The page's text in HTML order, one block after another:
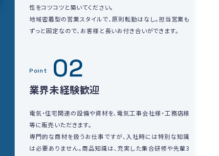
性をコツコツと築いてください。
地域密着型の営業スタイルで、原則転勤はなし。担当営業も
ずっと固定なので、お客様と長いお付き合いができます。
Point 02
業界未経験歓迎
電気・住宅関連の設備や資材を、電気工事会社様・工務店様
等に販売いただきます。
専門的な商材を扱うお仕事ですが、入社時には特別な知識
は必要ありません。商品知識は、充実した集合研修や先輩3